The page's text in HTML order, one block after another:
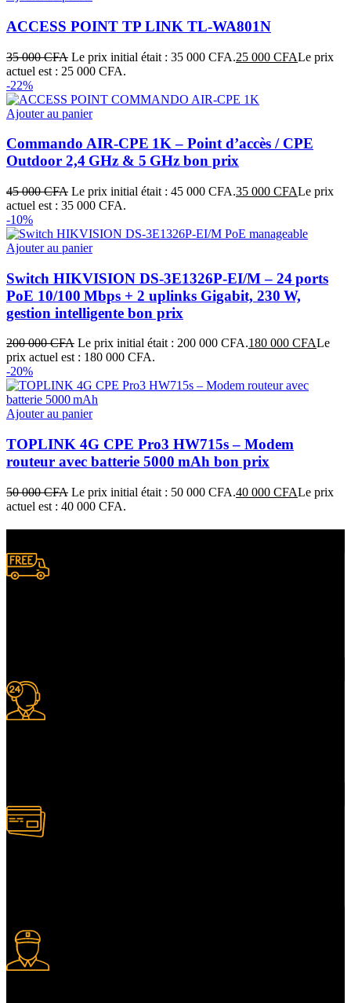
ACCESS POINT TP LINK TL-WA801N
35 000CFA Le prix initial était : 35 000 CFA.25 000 CFALe prix
actuel est : 25 000 CFA.
-22%
Ajouter au panier
Commando AIR‑CPE 1K – Point d’accès / CPE
Outdoor 2,4 GHz & 5 GHz bon prix
45 000CFA Le prix initial était : 45 000 CFA.35 000 CFALe prix
actuel est : 35 000 CFA.
-10%
Ajouter au panier
Switch HIKVISION DS‑3E1326P‑EI/M – 24 ports
PoE 10/100 Mbps + 2 uplinks Gigabit, 230 W,
gestion intelligente bon prix
200 000CFA Le prix initial était : 200 000 CFA.180 000 CFALe
prix actuel est : 180 000 CFA.
-20%
Ajouter au panier
TOPLINK 4G CPE Pro3 HW715s – Modem
routeur avec batterie 5000 mAh bon prix
50 000CFA Le prix initial était : 50 000 CFA.40 000 CFALe prix
actuel est : 40 000 CFA.